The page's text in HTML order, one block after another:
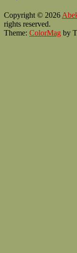
Copyright © 2026
rights reserved.
Theme: ColorMag by